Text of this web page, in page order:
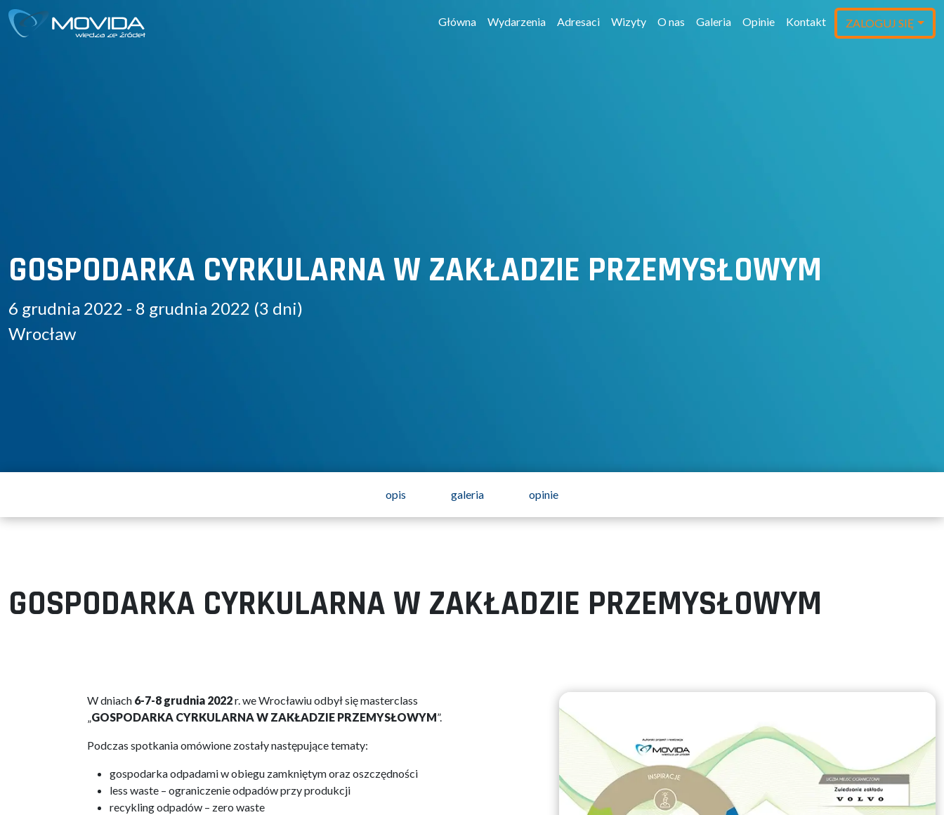
Główna Wydarzenia Adresaci Wizyty O nas Galeria Opinie Kontakt ZALOGUJ SIĘ
GOSPODARKA CYRKULARNA W ZAKŁADZIE PRZEMYSŁOWYM
6 grudnia 2022 - 8 grudnia 2022 (3 dni)
Wrocław
opis galeria opinie
GOSPODARKA CYRKULARNA W ZAKŁADZIE PRZEMYSŁOWYM
W dniach 6-7-8 grudnia 2022r. we Wrocławiu odbył się masterclass
„GOSPODARKA CYRKULARNA W ZAKŁADZIE PRZEMYSŁOWYM”.
Podczas spotkania omówione zostały następujące tematy:
gospodarka odpadami w obiegu zamkniętym oraz oszczędności
less waste – ograniczenie odpadów przy produkcji
recykling odpadów – zero waste